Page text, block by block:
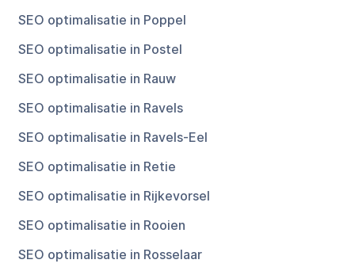
SEO optimalisatie in Poppel
SEO optimalisatie in Postel
SEO optimalisatie in Rauw
SEO optimalisatie in Ravels
SEO optimalisatie in Ravels-Eel
SEO optimalisatie in Retie
SEO optimalisatie in Rijkevorsel
SEO optimalisatie in Rooien
SEO optimalisatie in Rosselaar